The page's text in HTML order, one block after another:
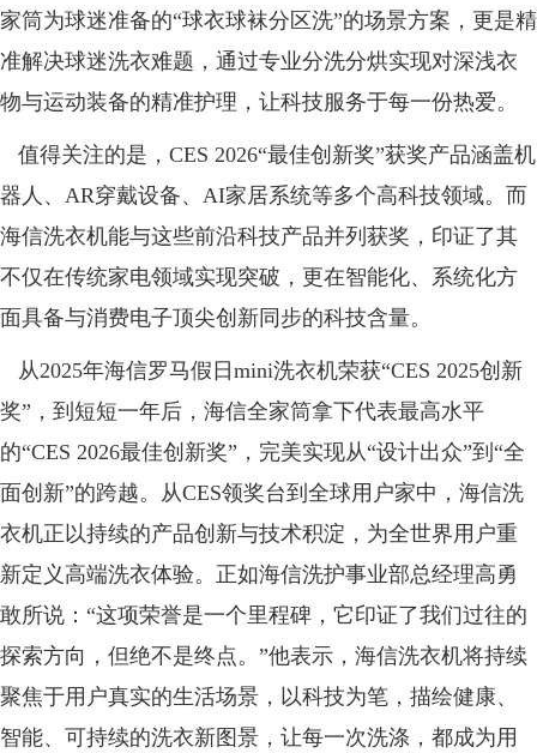
家筒为球迷准备的“球衣球袜分区洗”的场景方案，更是精
准解决球迷洗衣难题，通过专业分洗分烘实现对深浅衣
物与运动装备的精准护理，让科技服务于每一份热爱。
值得关注的是，CES 2026“最佳创新奖”获奖产品涵盖机
器人、AR穿戴设备、AI家居系统等多个高科技领域。而
海信洗衣机能与这些前沿科技产品并列获奖，印证了其
不仅在传统家电领域实现突破，更在智能化、系统化方
面具备与消费电子顶尖创新同步的科技含量。
从2025年海信罗马假日mini洗衣机荣获“CES 2025创新
奖”，到短短一年后，海信全家筒拿下代表最高水平
的“CES 2026最佳创新奖”，完美实现从“设计出众”到“全
面创新”的跨越。从CES领奖台到全球用户家中，海信洗
衣机正以持续的产品创新与技术积淀，为全世界用户重
新定义高端洗衣体验。正如海信洗护事业部总经理高勇
敢所说：“这项荣誉是一个里程碑，它印证了我们过往的
探索方向，但绝不是终点。”他表示，海信洗衣机将持续
聚焦于用户真实的生活场景，以科技为笔，描绘健康、
智能、可持续的洗衣新图景，让每一次洗涤，都成为用